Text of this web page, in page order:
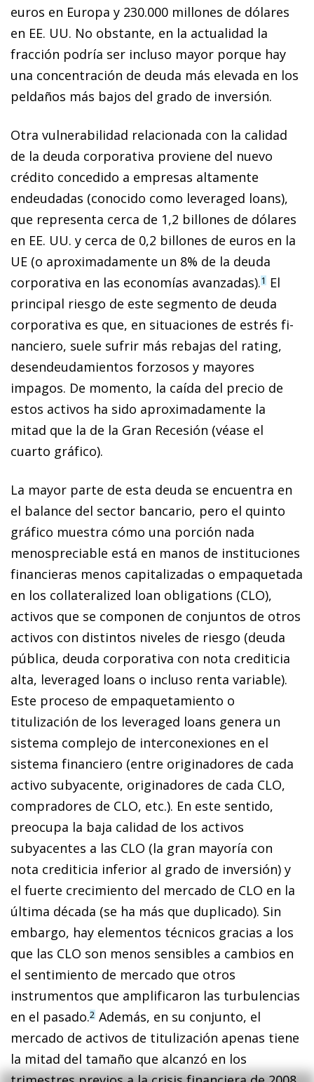
euros en Europa y 230.000 millones de dólares
en EE. UU. No obstante, en la actualidad la
fracción podría ser incluso mayor porque hay
una concentración de deuda más elevada en los
peldaños más bajos del grado de inversión.
Otra vulnerabilidad relacionada con la calidad
de la deuda corporativa proviene del nuevo
crédito concedido a em­­presas altamente
endeudadas (conocido como leveraged loans),
que representa cerca de 1,2 billones de dólares
en EE. UU. y cerca de 0,2 billones de euros en la
UE (o apro­­xi­­ma­­damente un 8% de la deuda
corporativa en las economías avanzadas).1 El
principal riesgo de este segmento de deuda
corporativa es que, en situaciones de estrés fi­­
nanciero, suele sufrir más rebajas del rating,
desendeudamientos forzosos y mayores
impagos. De mo­­­mento, la caída del precio de
estos activos ha sido aproxi­­madamente la
mitad que la de la Gran Recesión (véase el
cuarto gráfico).
La mayor parte de esta deuda se encuentra en
el balance del sector bancario, pero el quinto
gráfico muestra cómo una porción nada
menospreciable está en manos de instituciones
financieras menos capitalizadas o empaquetada
en los collateralized loan obligations (CLO),
activos que se componen de conjuntos de otros
activos con distintos niveles de riesgo (deuda
pública, deuda corporativa con nota crediticia
alta, leveraged loans o incluso renta variable).
Este proceso de empaquetamiento o
titulización de los leveraged loans genera un
sistema complejo de interconexiones en el
sistema financiero (entre originadores de cada
activo subyacente, originadores de cada CLO,
compradores de CLO, etc.). En este sentido,
preocupa la baja calidad de los activos
subyacentes a las CLO (la gran mayoría con
nota crediticia inferior al grado de inversión) y
el fuerte crecimiento del mercado de CLO en la
última década (se ha más que duplicado). Sin
embargo, hay elementos técnicos gracias a los
que las CLO son menos sensibles a cambios en
el sentimiento de mercado que otros
instrumentos que amplificaron las turbulencias
en el pasado.2 Además, en su conjunto, el
mercado de activos de titulización apenas tiene
la mitad del tamaño que alcanzó en los